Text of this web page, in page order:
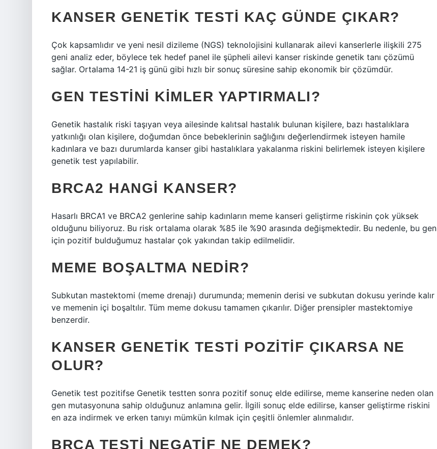
KANSER GENETIK TESTI KAÇ GÜNDE ÇIKAR?
Çok kapsamlıdır ve yeni nesil dizileme (NGS) teknolojisini kullanarak ailevi kanserlerle ilişkili 275
geni analiz eder, böylece tek hedef panel ile şüpheli ailevi kanser riskinde genetik tanı çözümü
sağlar. Ortalama 14-21 iş günü gibi hızlı bir sonuç süresine sahip ekonomik bir çözümdür.
GEN TESTINI KIMLER YAPTIRMALI?
Genetik hastalık riski taşıyan veya ailesinde kalıtsal hastalık bulunan kişilere, bazı hastalıklara
yatkınlığı olan kişilere, doğumdan önce bebeklerinin sağlığını değerlendirmek isteyen hamile
kadınlara ve bazı durumlarda kanser gibi hastalıklara yakalanma riskini belirlemek isteyen kişilere
genetik test yapılabilir.
BRCA2 HANGI KANSER?
Hasarlı BRCA1 ve BRCA2 genlerine sahip kadınların meme kanseri geliştirme riskinin çok yüksek
olduğunu biliyoruz. Bu risk ortalama olarak %85 ​​ile %90 arasında değişmektedir. Bu nedenle, bu gen
için pozitif bulduğumuz hastalar çok yakından takip edilmelidir.
MEME BOŞALTMA NEDIR?
Subkutan mastektomi (meme drenajı) durumunda; memenin derisi ve subkutan dokusu yerinde kalır
ve memenin içi boşaltılır. Tüm meme dokusu tamamen çıkarılır. Diğer prensipler mastektomiye
benzerdir.
KANSER GENETIK TESTI POZITIF ÇIKARSA NE
OLUR?
Genetik test pozitifse Genetik testten sonra pozitif sonuç elde edilirse, meme kanserine neden olan
gen mutasyonuna sahip olduğunuz anlamına gelir. İlgili sonuç elde edilirse, kanser geliştirme riskini
en aza indirmek ve erken tanıyı mümkün kılmak için çeşitli önlemler alınmalıdır.
BRCA TESTI NEGATIF NE DEMEK?